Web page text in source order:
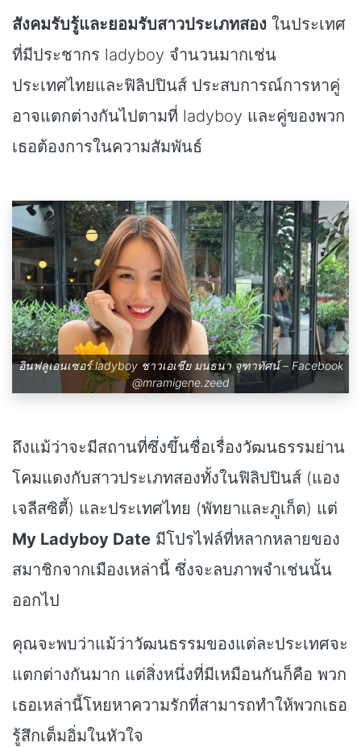
สังคมรับรู้และยอมรับสาวประเภทสอง ในประเทศ
ที่มีประชากร ladyboy จำนวนมากเช่น
ประเทศไทยและฟิลิปปินส์ ประสบการณ์การหาคู่
อาจแตกต่างกันไปตามที่ ladyboy และคู่ของพวก
เธอต้องการในความสัมพันธ์
อินฟลูเอนเซอร์ ladyboy ชาวเอเชีย มนธนา จุฑาทัศน์ – Facebook
@mramigene.zeed
ถึงแม้ว่าจะมีสถานที่ซึ่งขึ้นชื่อเรื่องวัฒนธรรมย่าน
โคมแดงกับสาวประเภทสองทั้งในฟิลิปปินส์ (แอง
เจลีสซิตี้) และประเทศไทย (พัทยาและภูเก็ต) แต่
My Ladyboy Date มีโปรไฟล์ที่หลากหลายของ
สมาชิกจากเมืองเหล่านี้ ซึ่งจะลบภาพจำเช่นนั้น
ออกไป
คุณจะพบว่าแม้ว่าวัฒนธรรมของแต่ละประเทศจะ
แตกต่างกันมาก แต่สิ่งหนึ่งที่มีเหมือนกันก็คือ พวก
เธอเหล่านี้โหยหาความรักที่สามารถทำให้พวกเธอ
รู้สึกเต็มอิ่มในหัวใจ